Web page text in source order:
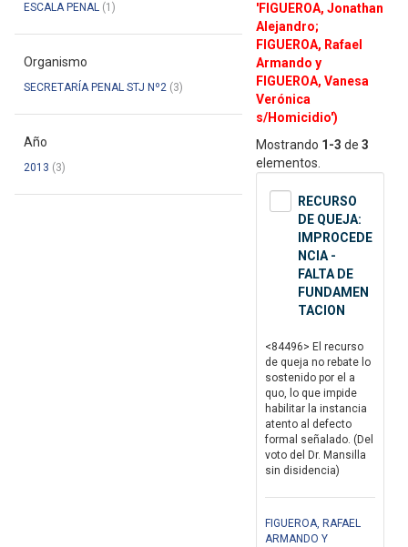
ESCALA PENAL (1)
Organismo
SECRETARÍA PENAL STJ Nº2 (3)
Año
2013 (3)
'FIGUEROA, Jonathan
Alejandro;
FIGUEROA, Rafael
Armando y
FIGUEROA, Vanesa
Verónica
s/Homicidio')
Mostrando 1-3 de 3
elementos.
RECURSO
DE QUEJA:
IMPROCEDE
NCIA -
FALTA DE
FUNDAMEN
TACION
<84496> El recurso
de queja no rebate lo
sostenido por el a
quo, lo que impide
habilitar la instancia
atento al defecto
formal señalado. (Del
voto del Dr. Mansilla
sin disidencia)
FIGUEROA, RAFAEL
ARMANDO Y